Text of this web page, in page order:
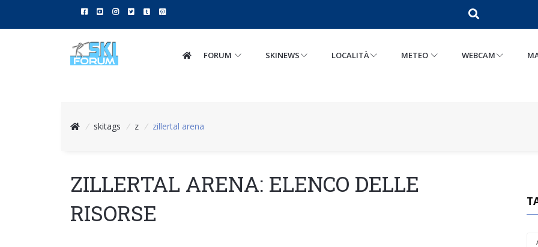
FORUM SKINEWS LOCALITÀ METEO WEBCAM
/ skitags / z / zillertal arena
ZILLERTAL ARENA: ELENCO DELLE
RISORSE